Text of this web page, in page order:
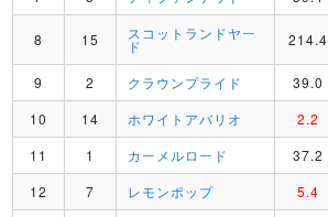
8 15 スコットランドヤー
ド 214.4
9 2 クラウンプライド 39.0
10
14 ホワイトアバリオ 2.2
11
1 カーメルロード 37.2
12
7 レモンポップ 5.4